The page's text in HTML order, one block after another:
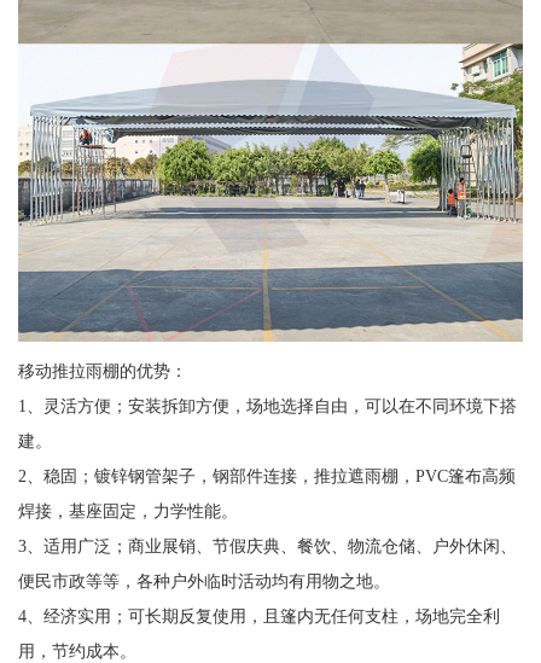
移动推拉雨棚的优势：
1、灵活方便；安装拆卸方便，场地选择自由，可以在不同环境下搭
建。
2、稳固；镀锌钢管架子，钢部件连接，推拉遮雨棚，PVC篷布高频
焊接，基座固定，力学性能。
3、适用广泛；商业展销、节假庆典、餐饮、物流仓储、户外休闲、
便民市政等等，各种户外临时活动均有用物之地。
4、经济实用；可长期反复使用，且篷内无任何支柱，场地完全利
用，节约成本。